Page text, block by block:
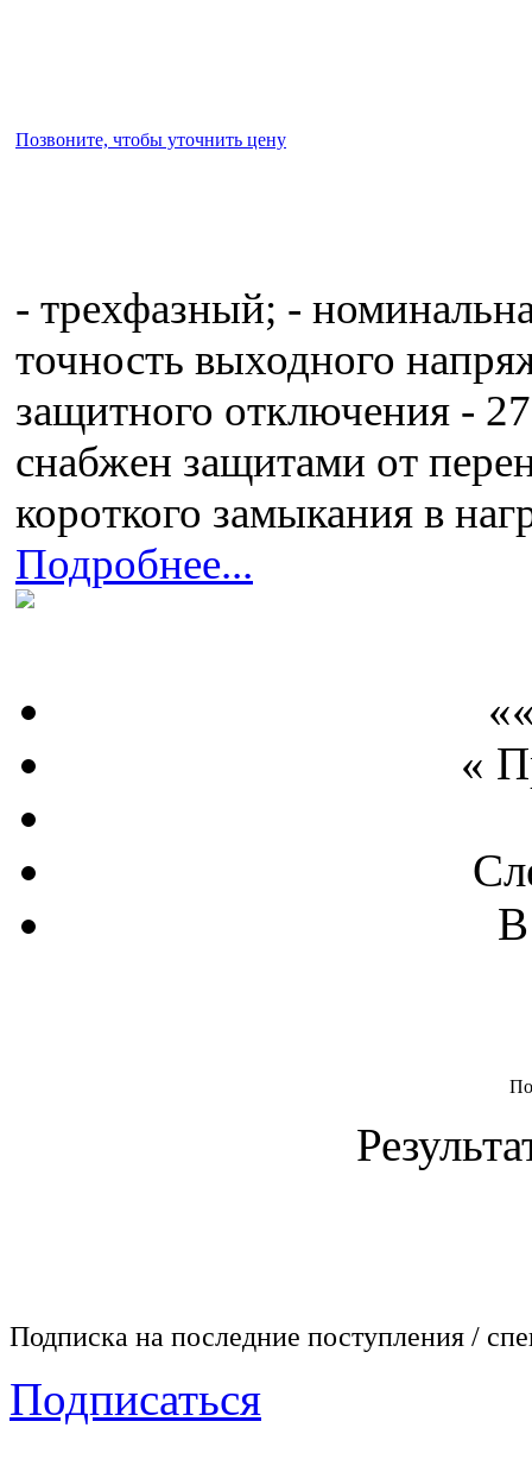
Позвоните, чтобы уточнить цену
- трехфазный; -
точность выходного
защитного отключения -
снабжен защитами от
короткого замыкания в
Подробнее...
«
Подписка на последние поступления /
Подписаться